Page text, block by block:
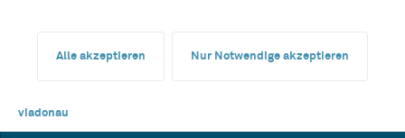
Alle akzeptieren Nur Notwendige akzeptieren
viadonau